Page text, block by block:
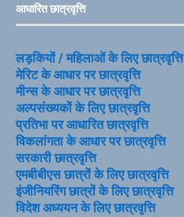
आधारित छात्रवृत्ति
लड़कियों / महिलाओं के लिए छात्रवृत्ति
मेरिट के आधार पर छात्रवृत्ति
मीन्स के आधार पर छात्रवृत्ति
अल्पसंख्यकों के लिए छात्रवृत्ति
प्रतिभा पर आधारित छात्रवृत्ति
विकलांगता के आधार पर छात्रवृत्ति
सरकारी छात्रवृत्ति
एमबीबीएस छात्रों के लिए छात्रवृत्ति
इंजीनियरिंग छात्रों के लिए छात्रवृत्ति
विदेश अध्ययन के लिए छात्रवृत्ति